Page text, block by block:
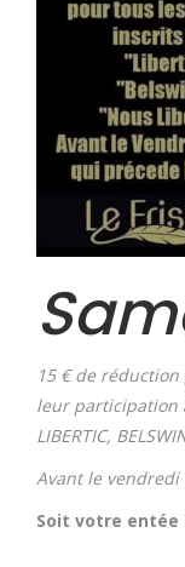
15 € de
leur participation
LIBERTIC,
Avant le
Soit votre entée